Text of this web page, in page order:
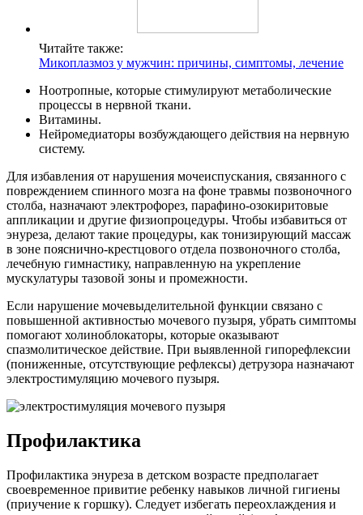
Читайте также:
Микоплазмоз у мужчин: причины, симптомы, лечение
Ноотропные, которые стимулируют метаболические
процессы в нервной ткани.
Витамины.
Нейромедиаторы возбуждающего действия на нервную
систему.
Для избавления от нарушения мочеиспускания, связанного с
повреждением спинного мозга на фоне травмы позвоночного
столба, назначают электрофорез, парафино-озокиритовые
аппликации и другие физиопроцедуры. Чтобы избавиться от
энуреза, делают такие процедуры, как тонизирующий массаж
в зоне пояснично-крестцового отдела позвоночного столба,
лечебную гимнастику, направленную на укрепление
мускулатуры тазовой зоны и промежности.
Если нарушение мочевыделительной функции связано с
повышенной активностью мочевого пузыря, убрать симптомы
помогают холиноблокаторы, которые оказывают
спазмолитическое действие. При выявленной гипорефлексии
(пониженные, отсутствующие рефлексы) детрузора назначают
электростимуляцию мочевого пузыря.
Профилактика
Профилактика энуреза в детском возрасте предполагает
своевременное привитие ребенку навыков личной гигиены
(приучение к горшку). Следует избегать переохлаждения и